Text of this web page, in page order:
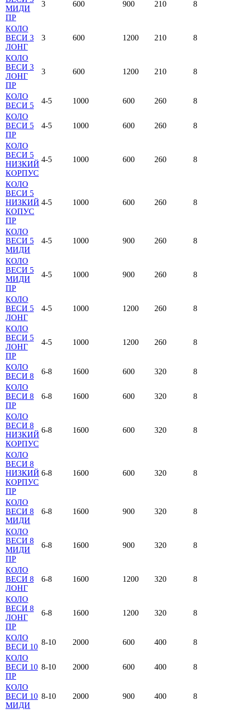
МИДИ
ПР
3 600 900 210 8
КОЛО
ВЕСИ 3
ЛОНГ
3 600 1200 210 8
КОЛО
ВЕСИ 3
ЛОНГ
ПР
3 600 1200 210 8
КОЛО
ВЕСИ 5
4-5 1000 600 260
8
КОЛО
ВЕСИ 5
ПР
4-5 1000 600 260 8
КОЛО
ВЕСИ 5
НИЗКИЙ
КОРПУС
4-5 1000 600 260 8
КОЛО
ВЕСИ 5
НИЗКИЙ
КОПУС
ПР
4-5 1000 600 260 8
КОЛО
ВЕСИ 5
МИДИ
4-5 1000 900 260 8
КОЛО
ВЕСИ 5
МИДИ
ПР
4-5 1000 900 260 8
КОЛО
ВЕСИ 5
ЛОНГ
4-5 1000 1200 260 8
КОЛО
ВЕСИ 5
ЛОНГ
ПР
4-5 1000 1200 260 8
КОЛО
ВЕСИ 8
6-8 1600 600 320
8
КОЛО
ВЕСИ 8
ПР
6-8 1600 600 320 8
КОЛО
ВЕСИ 8
НИЗКИЙ
КОРПУС
6-8 1600 600 320 8
КОЛО
ВЕСИ 8
НИЗКИЙ
КОРПУС
ПР
6-8 1600 600 320 8
КОЛО
ВЕСИ 8
МИДИ
6-8 1600 900 320 8
КОЛО
ВЕСИ 8
МИДИ
ПР
6-8 1600 900 320 8
КОЛО
ВЕСИ 8
ЛОНГ
6-8 1600 1200 320 8
КОЛО
ВЕСИ 8
ЛОНГ
ПР
6-8 1600 1200 320 8
КОЛО
ВЕСИ 10
8-10 2000 600 400
8
КОЛО
ВЕСИ 10
ПР
8-10 2000 600 400 8
КОЛО
ВЕСИ 10
МИДИ
8-10 2000 900 400 8